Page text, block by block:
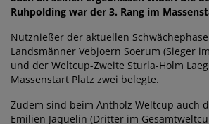
Ruhpolding war der 3. Rang im
Nutznießer der aktuellen
Landsmänner Vebjoern Soerum (Sieger
und der Weltcup-Zweite Sturla-Holm
Massenstart Platz zwei belegte.
Zudem sind beim Antholz Weltcup auch
Emilien Jaquelin (Dritter im